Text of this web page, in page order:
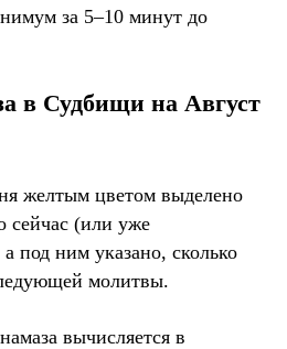
за 5–10 минут до
в Судбищи на Август
желтым цветом выделено
сейчас (или уже
под ним указано, сколько
молитвы.
вычисляется в